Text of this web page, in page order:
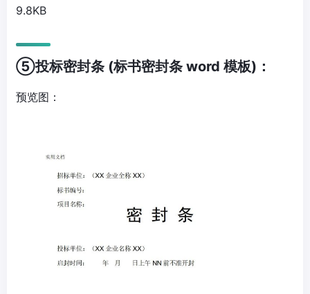
9.8KB
⑤投标密封条 (标书密封条 word 模板)：
预览图：